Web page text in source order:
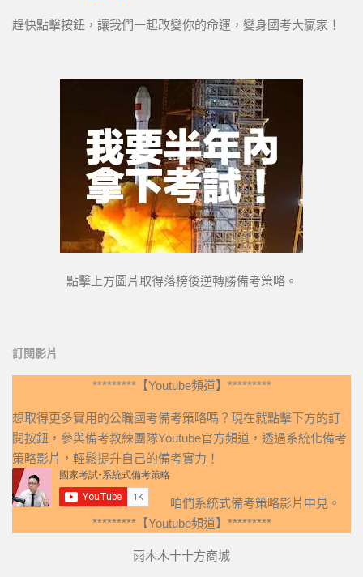
趕快點擊按鈕，讓我們一起改變你的命運，變身國考大贏家！
點擊上方圖片取得落榜後逆轉勝備考策略。
訂閱影片
*********【Youtube頻道】*********
想取得更多實用的公職國考備考策略嗎？現在就點擊下方的訂
閱按鈕，參與備考教練團隊Youtube官方頻道，透過系統化備考
策略影片，輕鬆提升自己的備考實力！
咱們系統式備考策略影片中見。
*********【Youtube頻道】*********
雨木木十十方商城